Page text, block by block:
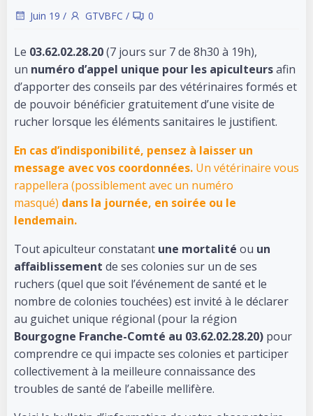
Juin 19 / GTVBFC / 0
Le 03.62.02.28.20(7 jours sur 7 de 8h30 à 19h),
un numéro d’appel unique pour les apiculteursafin
d’apporter des conseils par des vétérinaires formés et
de pouvoir bénéficier gratuitement d’une visite de
rucher lorsque les éléments sanitaires le justifient.
En cas d’indisponibilité, pensez à laisser un
message avec vos coordonnées. Un vétérinaire vous
rappellera (possiblement avec un numéro
masqué) dans la journée, en soirée ou le
lendemain.
Tout apiculteur constatant une mortalité ou un
affaiblissement de ses colonies sur un de ses
ruchers (quel que soit l’événement de santé et le
nombre de colonies touchées) est invité à le déclarer
au guichet unique régional (pour la région
Bourgogne Franche-Comté au 03.62.02.28.20) pour
comprendre ce qui impacte ses colonies et participer
collectivement à la meilleure connaissance des
troubles de santé de l’abeille mellifère.